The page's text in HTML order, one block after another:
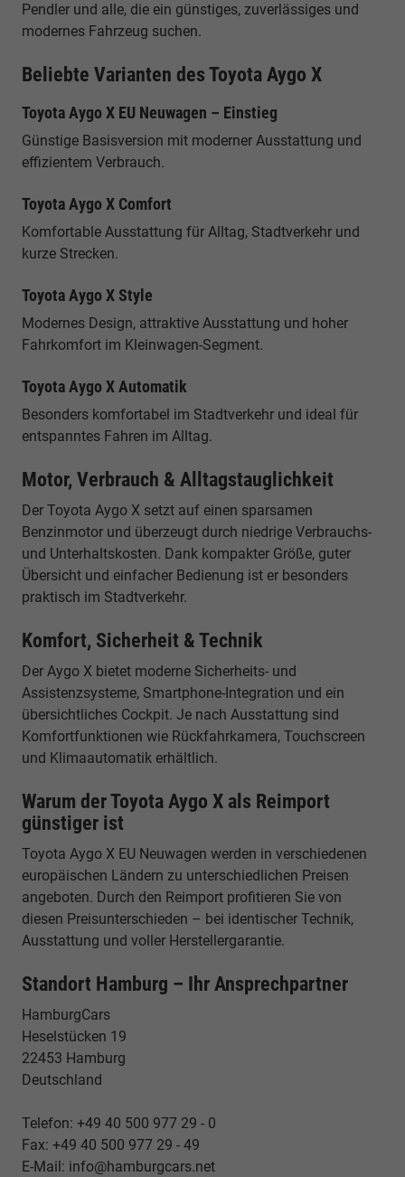
Pendler und alle, die ein günstiges, zuverlässiges und
modernes Fahrzeug suchen.
Beliebte Varianten des Toyota Aygo X
Toyota Aygo X EU Neuwagen – Einstieg
Günstige Basisversion mit moderner Ausstattung und
effizientem Verbrauch.
Toyota Aygo X Comfort
Komfortable Ausstattung für Alltag, Stadtverkehr und
kurze Strecken.
Toyota Aygo X Style
Modernes Design, attraktive Ausstattung und hoher
Fahrkomfort im Kleinwagen-Segment.
Toyota Aygo X Automatik
Besonders komfortabel im Stadtverkehr und ideal für
entspanntes Fahren im Alltag.
Motor, Verbrauch & Alltagstauglichkeit
Der Toyota Aygo X setzt auf einen sparsamen
Benzinmotor und überzeugt durch niedrige Verbrauchs-
und Unterhaltskosten. Dank kompakter Größe, guter
Übersicht und einfacher Bedienung ist er besonders
praktisch im Stadtverkehr.
Komfort, Sicherheit & Technik
Der Aygo X bietet moderne Sicherheits- und
Assistenzsysteme, Smartphone-Integration und ein
übersichtliches Cockpit. Je nach Ausstattung sind
Komfortfunktionen wie Rückfahrkamera, Touchscreen
und Klimaautomatik erhältlich.
Warum der Toyota Aygo X als Reimport
günstiger ist
Toyota Aygo X EU Neuwagen werden in verschiedenen
europäischen Ländern zu unterschiedlichen Preisen
angeboten. Durch den Reimport profitieren Sie von
diesen Preisunterschieden – bei identischer Technik,
Ausstattung und voller Herstellergarantie.
Standort Hamburg – Ihr Ansprechpartner
HamburgCars
Heselstücken 19
22453 Hamburg
Deutschland
Telefon: +49 40 500 977 29 - 0
Fax: +49 40 500 977 29 - 49
E-Mail: info@hamburgcars.net